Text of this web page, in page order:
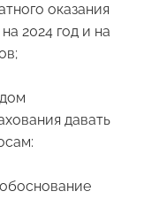
оказания
2024 год и на
давать